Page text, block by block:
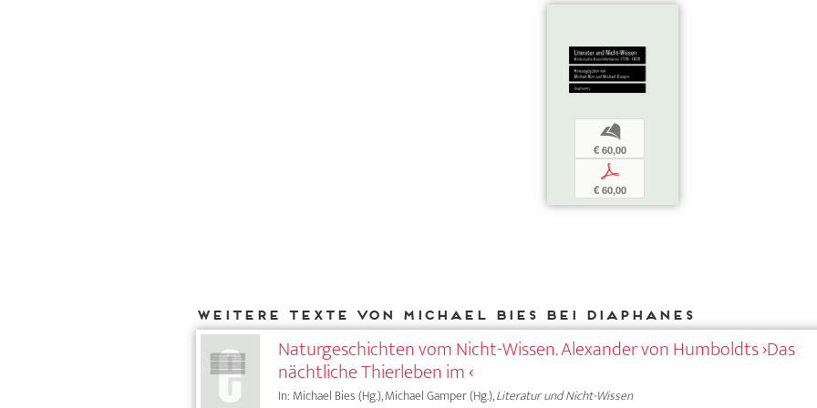
b
€ 60,00
p
€ 60,00
Weitere Texte von Michael Bies bei DIAPHANES
Naturgeschichten vom Nicht-Wissen. Alexander von Humboldts ›Das
nächtliche Thierleben im ‹
In: Michael Bies (Hg.), Michael Gamper (Hg.),Literatur und Nicht-Wissen